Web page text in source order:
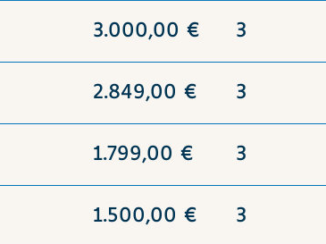
3.000,00 € 3
2.849,00 € 3
1.799,00 € 3
1.500,00 € 3